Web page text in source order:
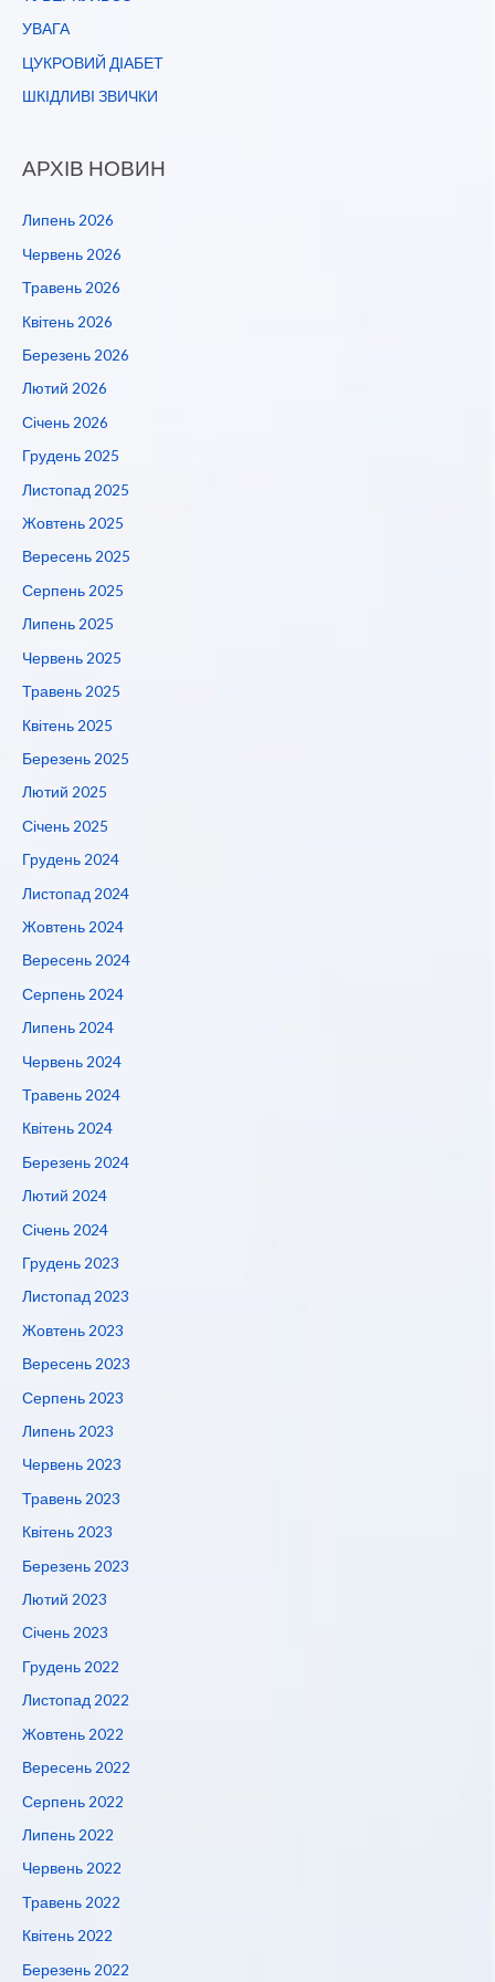
УВАГА
ЦУКРОВИЙ ДІАБЕТ
ШКІДЛИВІ ЗВИЧКИ
АРХІВ НОВИН
Липень 2026
Червень 2026
Травень 2026
Квітень 2026
Березень 2026
Лютий 2026
Січень 2026
Грудень 2025
Листопад 2025
Жовтень 2025
Вересень 2025
Серпень 2025
Липень 2025
Червень 2025
Травень 2025
Квітень 2025
Березень 2025
Лютий 2025
Січень 2025
Грудень 2024
Листопад 2024
Жовтень 2024
Вересень 2024
Серпень 2024
Липень 2024
Червень 2024
Травень 2024
Квітень 2024
Березень 2024
Лютий 2024
Січень 2024
Грудень 2023
Листопад 2023
Жовтень 2023
Вересень 2023
Серпень 2023
Липень 2023
Червень 2023
Травень 2023
Квітень 2023
Березень 2023
Лютий 2023
Січень 2023
Грудень 2022
Листопад 2022
Жовтень 2022
Вересень 2022
Серпень 2022
Липень 2022
Червень 2022
Травень 2022
Квітень 2022
Березень 2022